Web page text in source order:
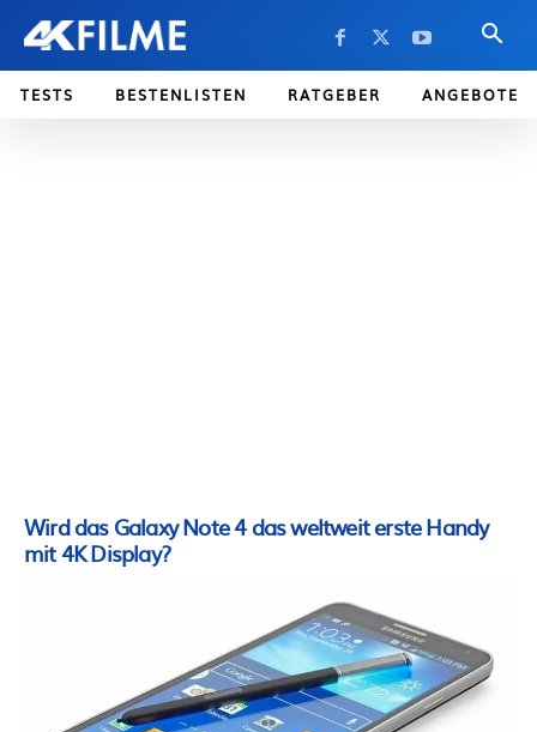
TESTS BESTENLISTEN RATGEBER ANGEBOTE
Wird das Galaxy Note 4 das weltweit erste Handy
mit 4K Display?